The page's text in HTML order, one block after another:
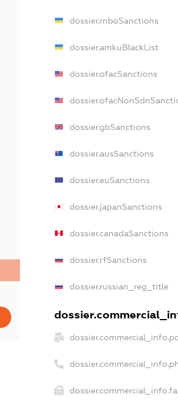
dossier.rnboSanctions
dossier.amkuBlackList
dossier.ofacSanctions
dossier.gbSanctions
dossier.ausSanctions
dossier.euSanctions
dossier.japanSanctions
dossier.canadaSanctions
dossier.rfSanctions
dossier.russian_reg_title